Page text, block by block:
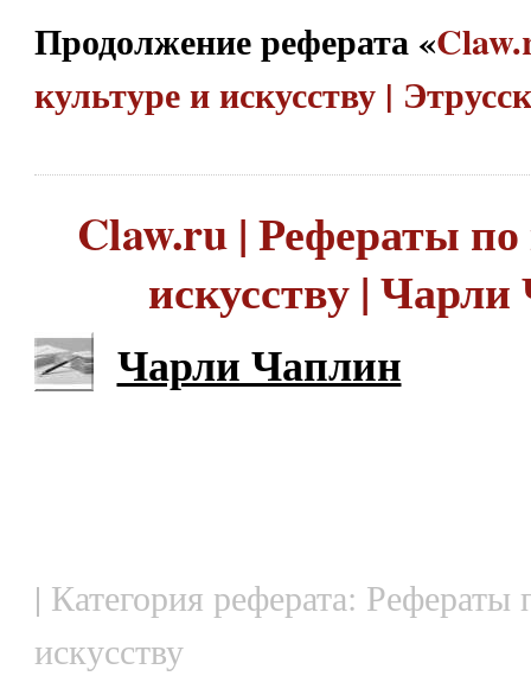
Продолжение реферата «
культуре и искусству |
Claw.ru | Рефераты по
искусству |
Чарли Чаплин
| Категория реферата: Рефераты
искусству